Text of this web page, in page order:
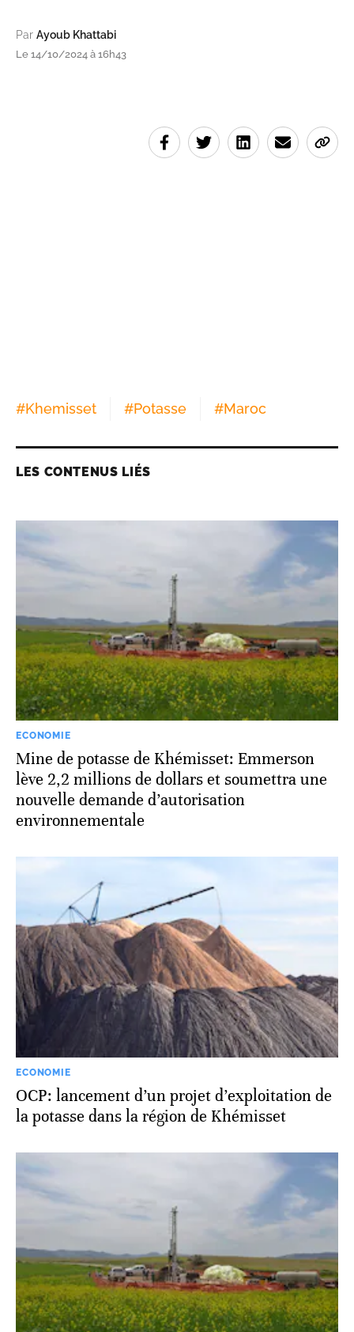
Par Ayoub Khattabi
Le 14/10/2024 à 16h43
#Khemisset #Potasse #Maroc
LES CONTENUS LIÉS
ECONOMIE
Mine de potasse de Khémisset: Emmerson
lève 2,2 millions de dollars et soumettra une
nouvelle demande d’autorisation
environnementale
ECONOMIE
OCP: lancement d’un projet d’exploitation de
la potasse dans la région de Khémisset